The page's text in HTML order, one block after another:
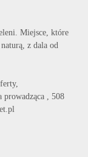
Miejsce, które
z dala od
prowadząca , 508